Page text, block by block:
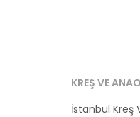
KREŞ VE
İstanbul Kreş